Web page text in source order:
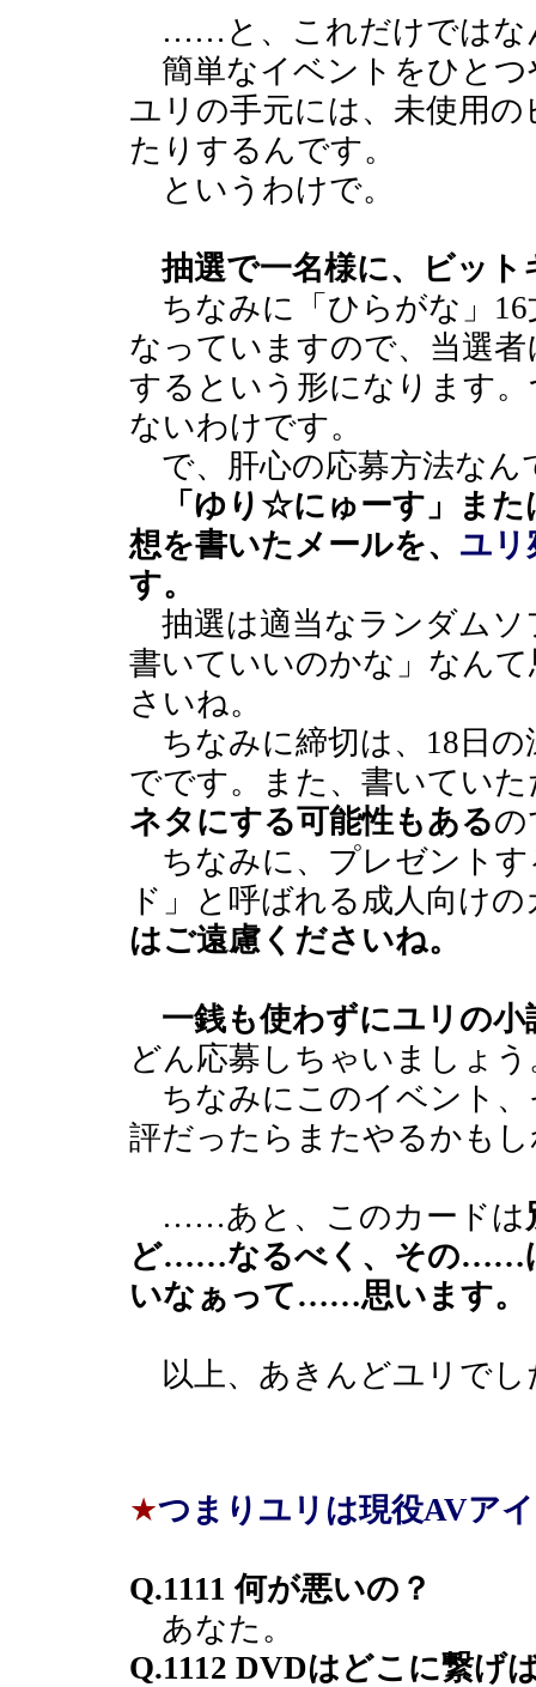
……と、これだけではな
簡単なイベントをひとつ
ユリの手元には、未使用
たりするんです。
というわけで。
抽選で一名様に、ビッ
ちなみに「ひらがな」
なっていますので、当選
するという形になります
ないわけです。
で、肝心の応募方法なん
「ゆり☆にゅーす」ま
想を書いたメールを、 ユリ
す。
抽選は適当なランダムソ
書いていいのかな」なん
さいね。
ちなみに締切は、18日の
でです。また、書いてい
ネタにする可能性もあるの
ちなみに、プレゼントす
ド」と呼ばれる成人向け
はご遠慮くださいね。
一銭も使わずにユリの
どん応募しちゃいましょう
ちなみにこのイベント、
評だったらまたやるかも
……あと、このカードは
ど……なるべく、その……
いなぁって……思います。
以上、あきんどユリでし
★つまりユリは現役AVア
Q.1111 何が悪いの？
あなた。
Q.1112 DVDはどこに繋げ